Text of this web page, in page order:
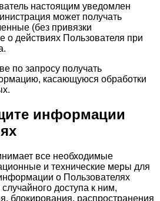
настоящим уведомлен
может получать
(без привязки
о действиях Пользователя при
по запросу получать
касающуюся обработки
информации
все необходимые
и технические меры для
о Пользователях
доступа к ним,
блокирования, распространения